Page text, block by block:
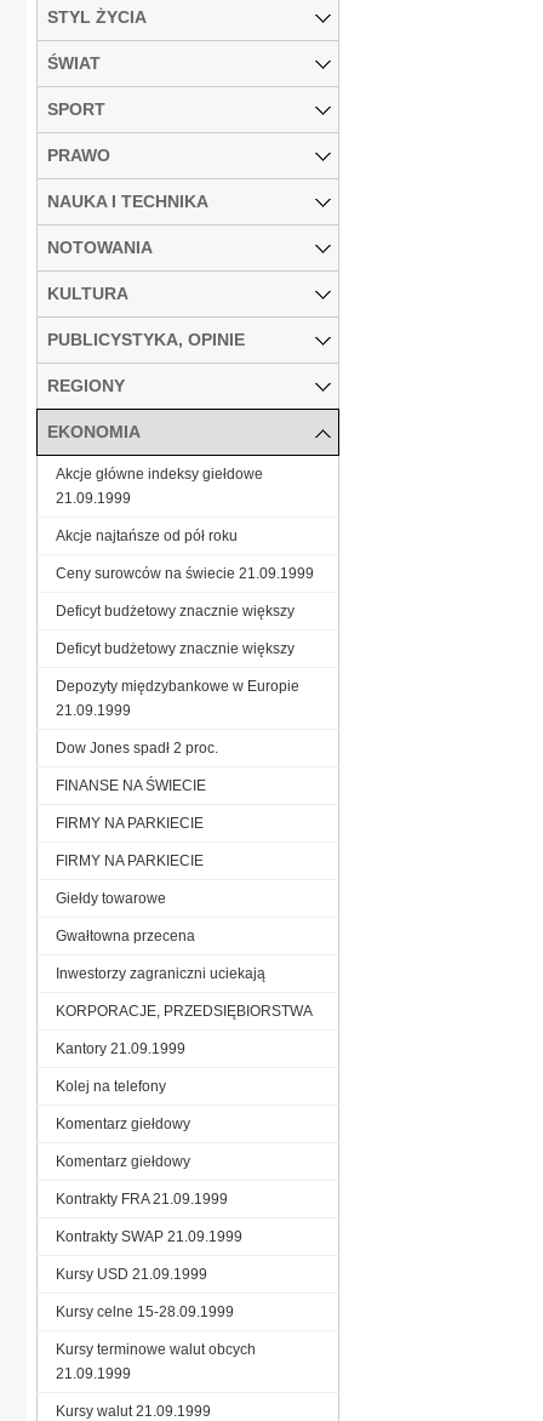
STYL ŻYCIA
ŚWIAT
SPORT
PRAWO
NAUKA I TECHNIKA
NOTOWANIA
KULTURA
PUBLICYSTYKA, OPINIE
REGIONY
EKONOMIA
Akcje główne indeksy giełdowe
21.09.1999
Akcje najtańsze od pół roku
Ceny surowców na świecie 21.09.1999
Deficyt budżetowy znacznie większy
Deficyt budżetowy znacznie większy
Depozyty międzybankowe w Europie
21.09.1999
Dow Jones spadł 2 proc.
FINANSE NA ŚWIECIE
FIRMY NA PARKIECIE
FIRMY NA PARKIECIE
Giełdy towarowe
Gwałtowna przecena
Inwestorzy zagraniczni uciekają
KORPORACJE, PRZEDSIĘBIORSTWA
Kantory 21.09.1999
Kolej na telefony
Komentarz giełdowy
Komentarz giełdowy
Kontrakty FRA 21.09.1999
Kontrakty SWAP 21.09.1999
Kursy USD 21.09.1999
Kursy celne 15-28.09.1999
Kursy terminowe walut obcych
21.09.1999
Kursy walut 21.09.1999